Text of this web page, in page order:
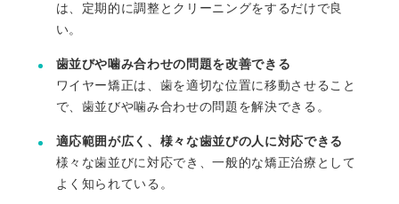
は、定期的に調整とクリーニングをするだけで良
い。
歯並びや噛み合わせの問題を改善できる
ワイヤー矯正は、歯を適切な位置に移動させること
で、歯並びや噛み合わせの問題を解決できる。
適応範囲が広く、様々な歯並びの人に対応できる
様々な歯並びに対応でき、一般的な矯正治療として
よく知られている。